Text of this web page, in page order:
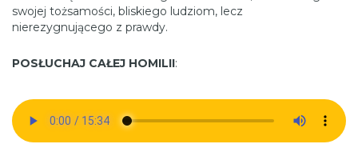
swojej tożsamości, bliskiego ludziom, lecz
nierezygnującego z prawdy.
POSŁUCHAJ CAŁEJ HOMILII: